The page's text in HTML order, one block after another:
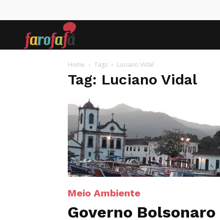
Home Tags Luciano Vidal
Tag: Luciano Vidal
Meio Ambiente
Governo Bolsonaro